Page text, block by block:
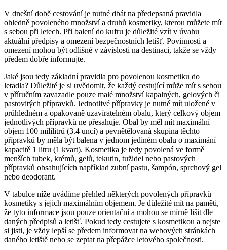
V dnešní době cestování je nutné dbát na předepsaná pravidla
ohledně povoleného množství a druhů kosmetiky, kterou můžete mít
s sebou při letech. Při balení do kufru je důležité vzít v úvahu
aktuální předpisy a omezení bezpečnostních letišť. Povinnosti a
omezení mohou být odlišné v závislosti na destinaci, takže se vždy
předem dobře informujte.
Jaké jsou tedy základní pravidla pro povolenou kosmetiku do
letadla? Důležité je si uvědomit, že každý cestující může mít s sebou
v příručním zavazadle pouze malé množství kapalných, gelových či
pastovitých přípravků. Jednotlivé přípravky je nutné mít uložené v
průhledném a opakovaně uzavíratelném obalu, který celkový objem
jednotlivých přípravků ne přesahuje. Obal by měl mít maximální
objem 100 mililitrů (3.4 uncí) a pevnětělovaná skupina těchto
přípravků by měla být balena v jednom jediném obalu o maximání
kapacitě 1 litru (1 kvart). Kosmetika je tedy povolená ve formě
menších tubek, krémů, gelů, tekutin, tužidel nebo pastových
přípravků obsahujících například zubní pastu, šampón, sprchový gel
nebo deodorant.
V tabulce níže uvádíme přehled některých povolených přípravků
kosmetiky s jejich maximálním objemem. Je důležité mít na paměti,
že tyto informace jsou pouze orientační a mohou se mírně lišit dle
daných předpisů a letišť. Pokud tedy cestujete s kosmetikou a nejste
si jisti, je vždy lepší se předem informovat na webových stránkách
daného letiště nebo se zeptat na přepážce letového společnosti.